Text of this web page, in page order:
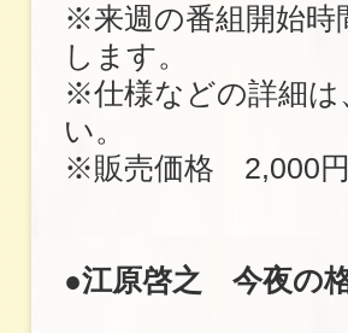
※来週の番組開始時
します。
※仕様などの詳細は
い。
※販売価格 2,000円
●江原啓之 今夜の